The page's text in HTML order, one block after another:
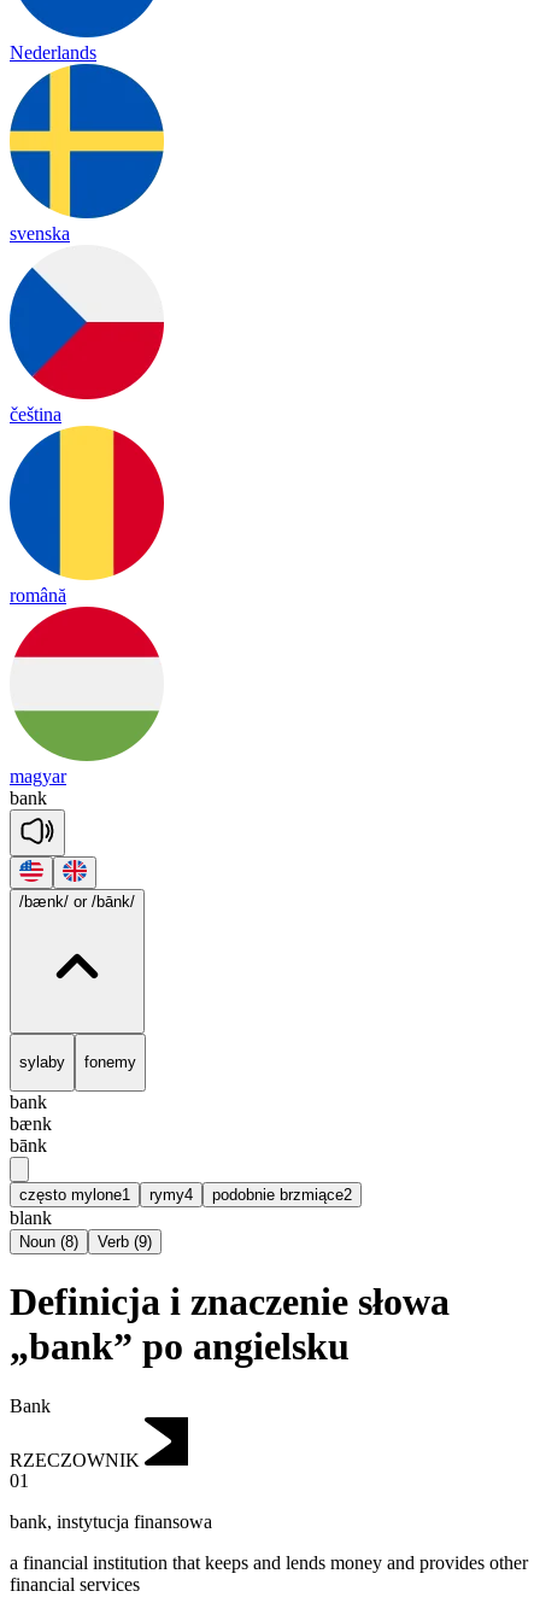
Nederlands
svenska
čeština
română
magyar
bank
/bænk/ or /bānk/
sylaby fonemy
bank
bænk
bānk
często mylone1 rymy4 podobnie brzmiące2
blank
Noun (8) Verb (9)
Definicja i znaczenie słowa
„bank” po angielsku
Bank
RZECZOWNIK
01
bank, instytucja finansowa
a financial institution that keeps and lends money and provides other
financial services